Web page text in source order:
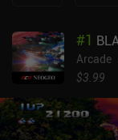
#1
Arcade
$3.99